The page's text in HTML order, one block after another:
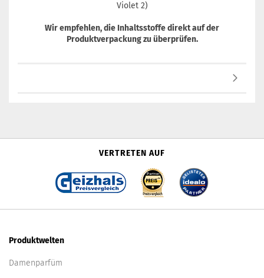
Violet 2)
Wir empfehlen, die Inhaltsstoffe direkt auf der
Produktverpackung zu überprüfen.
VERTRETEN AUF
Produktwelten
Damenparfüm